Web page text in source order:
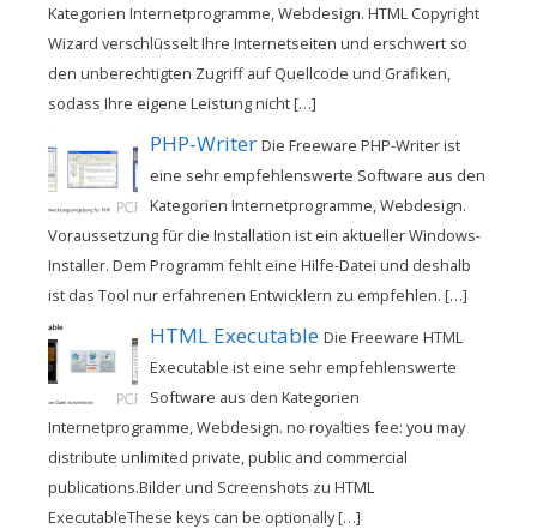
Kategorien Internetprogramme, Webdesign. HTML Copyright
Wizard verschlüsselt Ihre Internetseiten und erschwert so
den unberechtigten Zugriff auf Quellcode und Grafiken,
sodass Ihre eigene Leistung nicht […]
PHP-Writer Die Freeware PHP-Writer ist
eine sehr empfehlenswerte Software aus den
Kategorien Internetprogramme, Webdesign.
Voraussetzung für die Installation ist ein aktueller Windows-
Installer. Dem Programm fehlt eine Hilfe-Datei und deshalb
ist das Tool nur erfahrenen Entwicklern zu empfehlen. […]
HTML Executable Die Freeware HTML
Executable ist eine sehr empfehlenswerte
Software aus den Kategorien
Internetprogramme, Webdesign. no royalties fee: you may
distribute unlimited private, public and commercial
publications.Bilder und Screenshots zu HTML
ExecutableThese keys can be optionally […]